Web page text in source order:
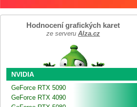
Hodnocení grafických karet
ze serveru Alza.cz
NVIDIA
GeForce RTX 5090
GeForce RTX 4090